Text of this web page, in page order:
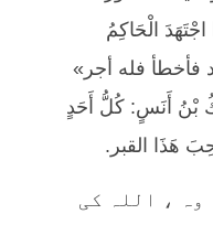
الْحَاكِمُ
فأخطأ فله أجر»
بْنُ أَنَسٍ: كُلُّ أَحَدٍ
هَذَا القبر.
وہ ، اللہ کی